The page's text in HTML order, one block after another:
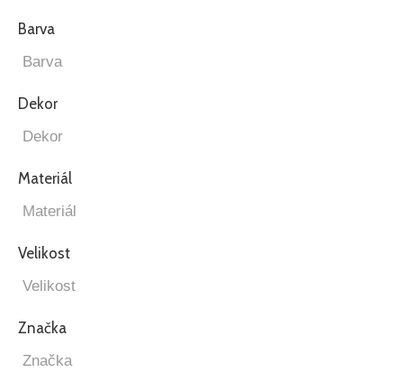
Barva
Dekor
Materiál
Velikost
Značka